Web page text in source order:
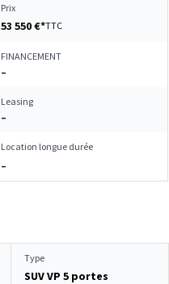
Prix
53 550 €*TTC
FINANCEMENT
–
Leasing
–
Location longue durée
–
Type
SUV VP 5 portes